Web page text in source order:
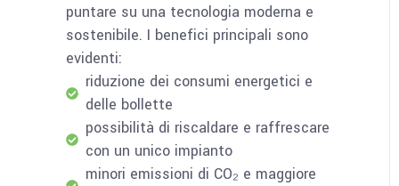
puntare su una tecnologia moderna e
sostenibile. I benefici principali sono
evidenti:
riduzione dei consumi energetici e
delle bollette
possibilità di riscaldare e raffrescare
con un unico impianto
minori emissioni di CO₂ e maggiore